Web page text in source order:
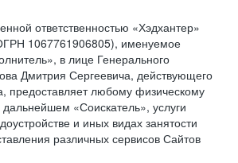
ответственностью «Хэдхантер»
1067761906805), именуемое
в лице Генерального
Дмитрия Сергеевича, действующего
предоставляет любому физическому
«Соискатель», услуги
и иных видах занятости
различных сервисов Сайтов